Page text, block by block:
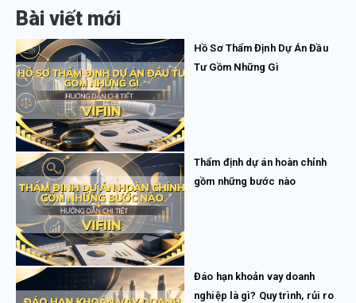
Bài viết mới
Hồ Sơ Thẩm Định Dự Án Đầu
Tư Gồm Những Gì
Thẩm định dự án hoàn chỉnh
gồm những bước nào
Đáo hạn khoản vay doanh
nghiệp là gì? Quy trình, rủi ro